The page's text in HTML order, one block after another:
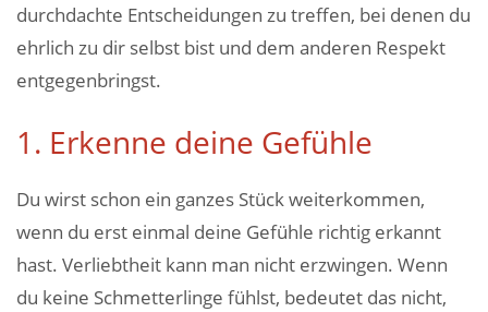
durchdachte Entscheidungen zu treffen, bei denen du
ehrlich zu dir selbst bist und dem anderen Respekt
entgegenbringst.
1. Erkenne deine Gefühle
Du wirst schon ein ganzes Stück weiterkommen,
wenn du erst einmal deine Gefühle richtig erkannt
hast. Verliebtheit kann man nicht erzwingen. Wenn
du keine Schmetterlinge fühlst, bedeutet das nicht,